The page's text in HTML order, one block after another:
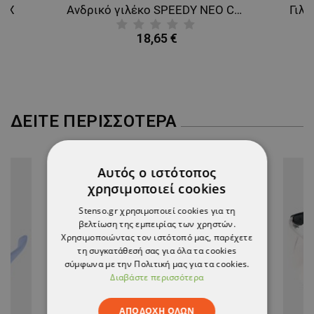
Ανδρικό γιλέκο SPEEDY NEO CAMOUFLAGE
18,65 €
ΔΕΊΤΕ ΠΕΡΙΣΣΌΤΕΡΑ
Αυτός ο ιστότοπος
χρησιμοποιεί cookies
Stenso.gr χρησιμοποιεί cookies για τη
βελτίωση της εμπειρίας των χρηστών.
Χρησιμοποιώντας τον ιστότοπό μας, παρέχετε
τη συγκατάθεσή σας για όλα τα cookies
σύμφωνα με την Πολιτική μας για τα cookies.
Διαβάστε περισσότερα
ΑΠΟΔΟΧΉ ΌΛΩΝ